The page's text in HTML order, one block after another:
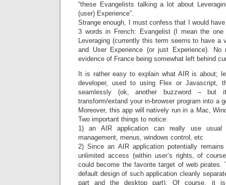
“these Evangelists talking a lot about
(user) Experience”.
Strange enough, I must confess that I would
3 words in French: Evangelist (I mean the one
Leveraging (currently this term seems to have a
and User Experience (or just Experience).
evidence of France being somewhat left behind
It is rather easy to explain what AIR is about;
developer, used to using Flex or Javascript,
seamlessly (ok, another buzzword – but
transform/extand your in-browser program into a
Moreover, this app will natively run in a Mac,
Two important things to notice:
1) an AIR application can really use
management, menus, windows control, etc
2) Since an AIR application potentially
unlimited access (within user’s rights, of
could become the favorite target of web
default design of such application cleanly
part and the desktop part). Of course, it